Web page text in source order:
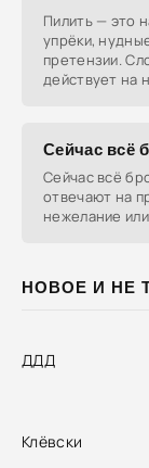
НОВОЕ И НЕ
ДДД
Клёвски
Пилить — это
упрёки,
претензии.
действует на
Сейчас всё
Сейчас всё
отвечают на
нежелание